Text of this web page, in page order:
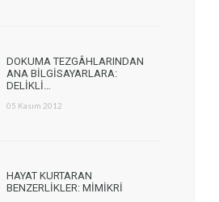
DOKUMA TEZGÂHLARINDAN
ANA BİLGİSAYARLARA:
DELİKLİ…
05 Kasım 2012
HAYAT KURTARAN
BENZERLİKLER: MİMİKRİ